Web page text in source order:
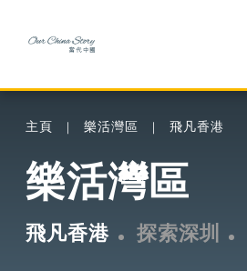
主頁 樂活灣區 飛凡香港
樂活灣區
飛凡香港 探索深圳